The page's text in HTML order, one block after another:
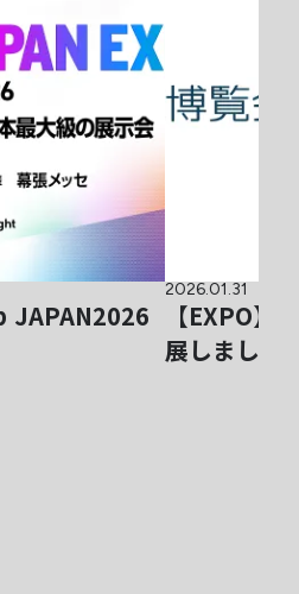
JAPAN2026
2026.01.31
【EXPO】
展しました